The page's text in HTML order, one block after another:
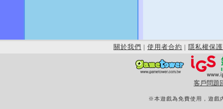
關於我們 | 使用者合約 | 隱私權保護
客戶問題
※本遊戲為免費使用，遊戲